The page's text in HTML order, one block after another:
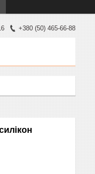
+380 (50) 465-66-88